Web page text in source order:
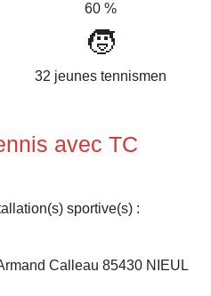
60 %
🧒
32 jeunes tennismen
avec TC
sportive(s) :
Calleau 85430 NIEUL